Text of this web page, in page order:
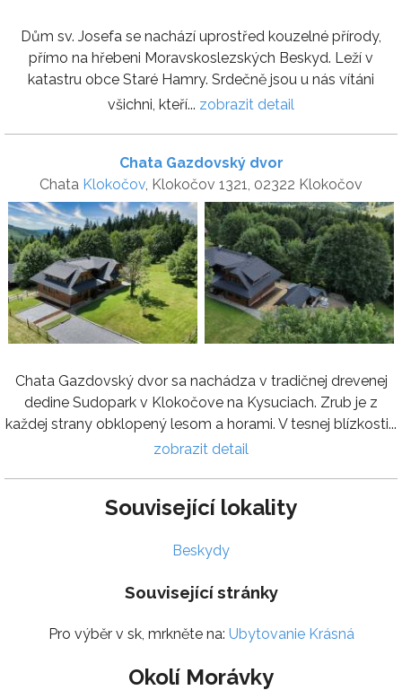
Dům sv. Josefa se nachází uprostřed kouzelné přírody,
přímo na hřebeni Moravskoslezských Beskyd. Leží v
katastru obce Staré Hamry. Srdečně jsou u nás vítáni
všichni, kteří... zobrazit detail
Chata Gazdovský dvor
Chata Klokočov , Klokočov 1321, 02322 Klokočov
Chata Gazdovský dvor sa nachádza v tradičnej drevenej
dedine Sudopark v Klokočove na Kysuciach. Zrub je z
každej strany obklopený lesom a horami. V tesnej blízkosti...
zobrazit detail
Související lokality
Beskydy
Související stránky
Pro výběr v sk, mrkněte na: Ubytovanie Krásná
Okolí Morávky